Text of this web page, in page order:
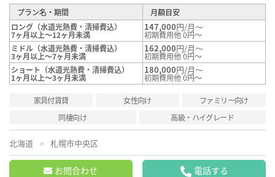
プラン名・期間
月額目安
ロング（水道光熱費・清掃費込）
7ヶ月以上～12ヶ月未満
147,000円/月～
初期費用他 0円～
ミドル（水道光熱費・清掃費込）
3ヶ月以上～7ヶ月未満
162,000円/月～
初期費用他 0円～
ショート（水道光熱費・清掃費込）
1ヶ月以上～3ヶ月未満
180,000円/月～
初期費用他 0円～
家具付賃貸 女性向け
ファミリー向け
同棲向け
高級・ハイグレード
北海道 札幌市中央区
お問合わせ 電話する